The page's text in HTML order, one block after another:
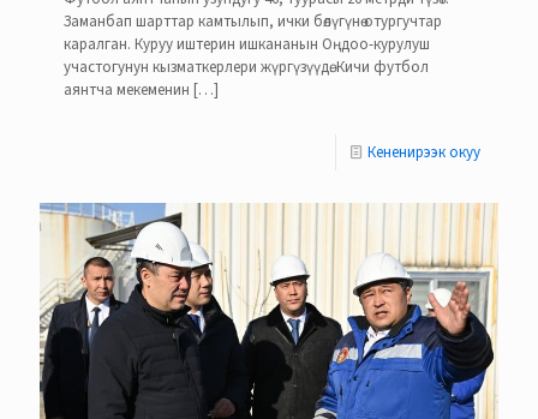
Заманбап шарттар камтылып, ички бөлүгүнө отургучтар
каралган. Куруу иштерин ишкананын Оңдоо-курулуш
участогунун кызматкерлери жүргүзүүдө. Кичи футбол
аянтча мекеменин […]
Кененирээк окуу